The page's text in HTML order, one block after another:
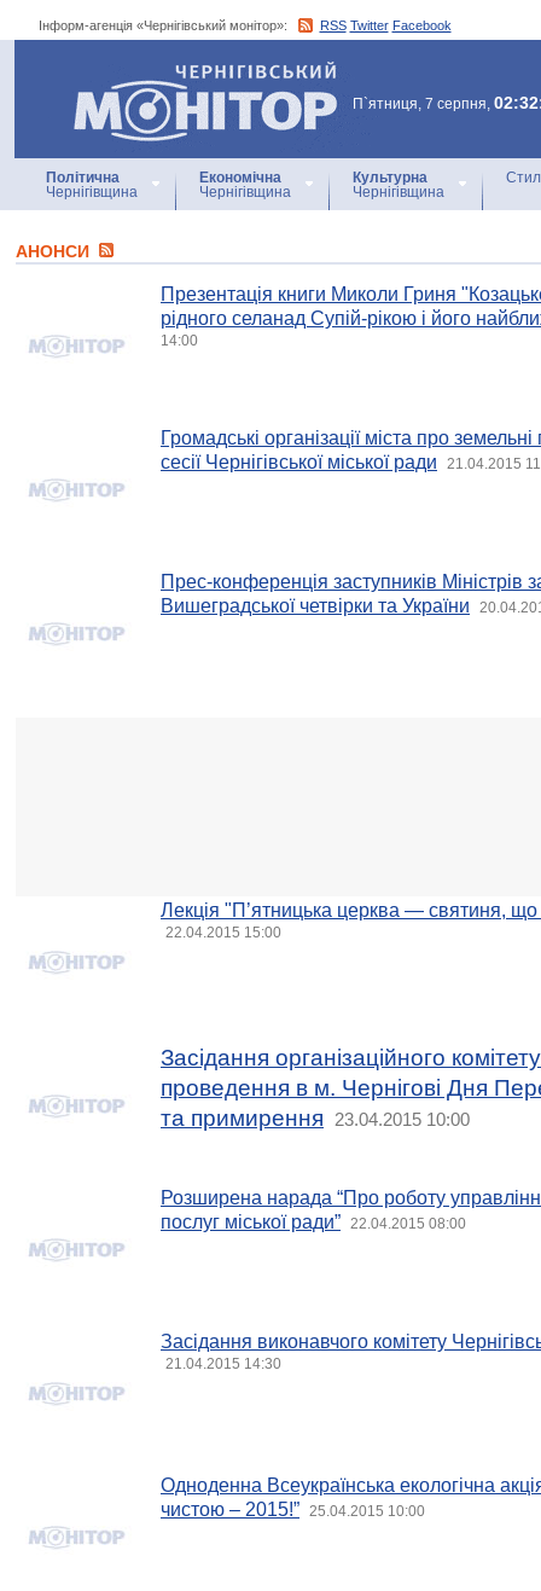
Інформ-агенція «Чернігівський монітор»: RSS Twitter Facebook
Інформ-агенція
«Чернігівський монітор»
П`ятниця, 7 серпня,
Політична
Чернігівщина
Економічна
Чернігівщина
Культурна
Чернігівщина
АНОНСИ
Презентація книги Миколи Гриня
рідного селанад Супій-рікою і його
14:00
Громадські організації міста про
сесії Чернігівської міської ради
21.04.2015
Прес-конференція заступників Міністрів
Вишеградської четвірки та України
Лекція "П’ятницька церква — святиня,
22.04.2015 15:00
Засідання організаційного
проведення в м. Чернігові Дня
та примирення
23.04.2015 10:00
Розширена нарада “Про роботу
послуг міської ради”
22.04.2015 08:00
Засідання виконавчого комітету
21.04.2015 14:30
Одноденна Всеукраїнська екологічна
чистою – 2015!”
25.04.2015 10:00